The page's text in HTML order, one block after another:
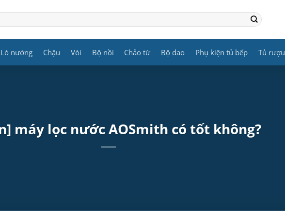
Lò nướng Chậu Vòi Bộ nồi Chảo từ Bộ dao Phụ kiện tủ bếp Tủ rượu
máy lọc nước AOSmith có tốt không?